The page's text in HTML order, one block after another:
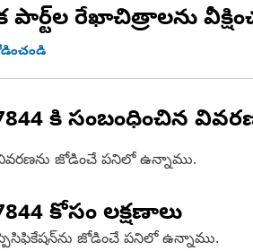
రేఖాచిత్రాలను
కి సంబంధించిన
జోడించే పనిలో ఉన్నాము.
కోసం లక్షణాలు
జోడించే పనిలో ఉన్నాము.